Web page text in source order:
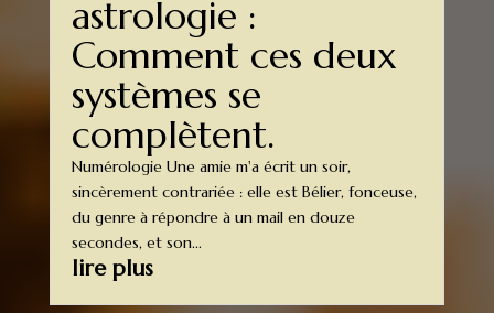
astrologie :
Comment ces deux
systèmes se
complètent.
Numérologie Une amie m'a écrit un soir,
sincèrement contrariée : elle est Bélier, fonceuse,
du genre à répondre à un mail en douze
secondes, et son...
lire plus